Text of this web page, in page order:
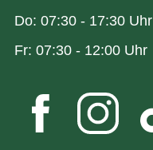
Do: 07:30 - 17:30 Uhr
Fr: 07:30 - 12:00 Uhr